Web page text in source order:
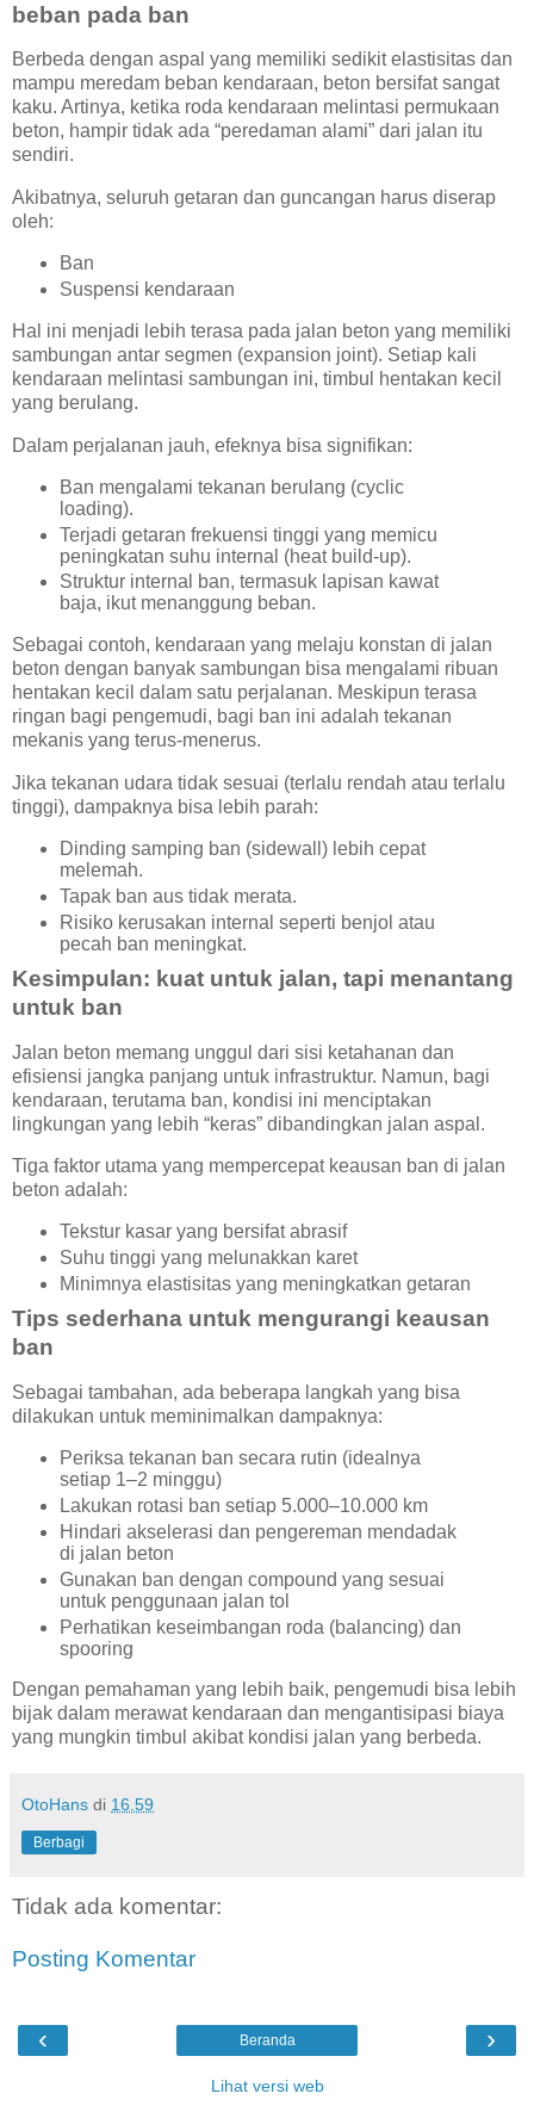
beban pada ban
Berbeda dengan aspal yang memiliki sedikit elastisitas dan
mampu meredam beban kendaraan, beton bersifat sangat
kaku. Artinya, ketika roda kendaraan melintasi permukaan
beton, hampir tidak ada “peredaman alami” dari jalan itu
sendiri.
Akibatnya, seluruh getaran dan guncangan harus diserap
oleh:
Ban
Suspensi kendaraan
Hal ini menjadi lebih terasa pada jalan beton yang memiliki
sambungan antar segmen (expansion joint). Setiap kali
kendaraan melintasi sambungan ini, timbul hentakan kecil
yang berulang.
Dalam perjalanan jauh, efeknya bisa signifikan:
Ban mengalami tekanan berulang (cyclic
loading).
Terjadi getaran frekuensi tinggi yang memicu
peningkatan suhu internal (heat build-up).
Struktur internal ban, termasuk lapisan kawat
baja, ikut menanggung beban.
Sebagai contoh, kendaraan yang melaju konstan di jalan
beton dengan banyak sambungan bisa mengalami ribuan
hentakan kecil dalam satu perjalanan. Meskipun terasa
ringan bagi pengemudi, bagi ban ini adalah tekanan
mekanis yang terus-menerus.
Jika tekanan udara tidak sesuai (terlalu rendah atau terlalu
tinggi), dampaknya bisa lebih parah:
Dinding samping ban (sidewall) lebih cepat
melemah.
Tapak ban aus tidak merata.
Risiko kerusakan internal seperti benjol atau
pecah ban meningkat.
Kesimpulan: kuat untuk jalan, tapi menantang
untuk ban
Jalan beton memang unggul dari sisi ketahanan dan
efisiensi jangka panjang untuk infrastruktur. Namun, bagi
kendaraan, terutama ban, kondisi ini menciptakan
lingkungan yang lebih “keras” dibandingkan jalan aspal.
Tiga faktor utama yang mempercepat keausan ban di jalan
beton adalah:
Tekstur kasar yang bersifat abrasif
Suhu tinggi yang melunakkan karet
Minimnya elastisitas yang meningkatkan getaran
Tips sederhana untuk mengurangi keausan
ban
Sebagai tambahan, ada beberapa langkah yang bisa
dilakukan untuk meminimalkan dampaknya:
Periksa tekanan ban secara rutin (idealnya
setiap 1–2 minggu)
Lakukan rotasi ban setiap 5.000–10.000 km
Hindari akselerasi dan pengereman mendadak
di jalan beton
Gunakan ban dengan compound yang sesuai
untuk penggunaan jalan tol
Perhatikan keseimbangan roda (balancing) dan
spooring
Dengan pemahaman yang lebih baik, pengemudi bisa lebih
bijak dalam merawat kendaraan dan mengantisipasi biaya
yang mungkin timbul akibat kondisi jalan yang berbeda.
OtoHans di 16.59
Berbagi
Tidak ada komentar:
Posting Komentar
‹ ›
Beranda
Lihat versi web